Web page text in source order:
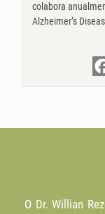
colabora
Alzheimer’s
O Dr. Willian